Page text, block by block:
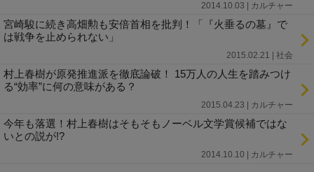
2014.10.03 | カルチャー
宮崎駿に続き高畑勲も安倍首相を批判！「『火垂るの墓』で
は戦争を止められない」
2015.02.21 | 社会
村上春樹が原発推進派を徹底論破！ 15万人の人生を踏みつけ
る“効率”に何の意味がある？
2015.04.23 | カルチャー
今年も落選！村上春樹はそもそもノーベル文学賞候補ではな
いとの説が!?
2014.10.10 | カルチャー